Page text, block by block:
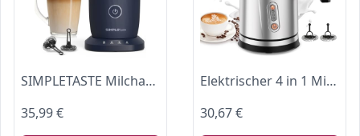
SIMPLETASTE Milchaufschäumer Elektrisch 4-in-1
35,99 €
Elektrischer 4 in 1 Milchaufschäumer: Milchschäumer aus Edelstahl für heißen und kalten Milchschaum – 300 ml großer Milchwärmer für Latte, Cappuccino, Macchiato, heiße Schokolade (Silber)
30,67 €